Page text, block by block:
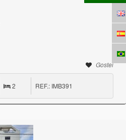
Gostei
2 REF.: IMB391